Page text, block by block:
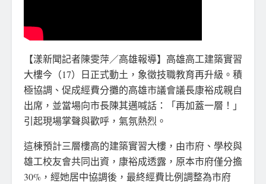
【漾新聞記者陳雯萍／高雄報導】高雄高工建築實習
大樓今（17）日正式動土，象徵技職教育再升級。積
極協調、促成經費分攤的高雄市議會議長康裕成親自
出席，並當場向市長陳其邁喊話：「再加蓋一層！」
引起現場掌聲與歡呼，氣氛熱烈。
這棟預計三層樓高的建築實習大樓，由市府、學校與
雄工校友會共同出資，康裕成透露，原本市府僅分擔
30%，經她居中協調後，最終經費比例調整為市府